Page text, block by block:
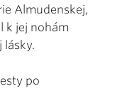
Almudenskej,
k jej nohám
lásky.
po